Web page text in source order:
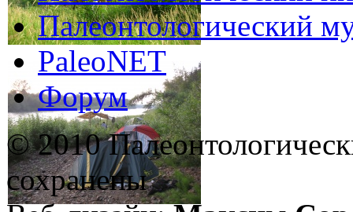
Палеонтологический
PaleoNET
Форум
© 2010
сохранены